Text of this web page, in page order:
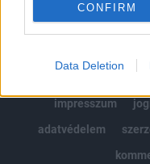
CONFIRM
Data Deletion
impresszum
adatvédelem